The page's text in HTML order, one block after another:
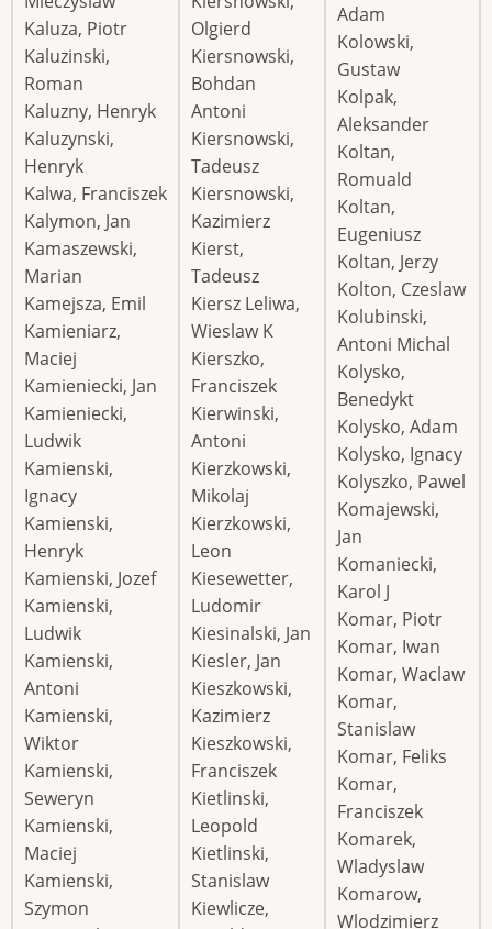
Kaluza, Piotr
Kaluzinski,
Roman
Kaluzny, Henryk
Kaluzynski,
Henryk
Kalwa, Franciszek
Kalymon, Jan
Kamaszewski,
Marian
Kamejsza, Emil
Kamieniarz,
Maciej
Kamieniecki, Jan
Kamieniecki,
Ludwik
Kamienski,
Ignacy
Kamienski,
Henryk
Kamienski, Jozef
Kamienski,
Ludwik
Kamienski,
Antoni
Kamienski,
Wiktor
Kamienski,
Seweryn
Kamienski,
Maciej
Kamienski,
Szymon
Olgierd
Kiersnowski,
Bohdan
Antoni
Kiersnowski,
Tadeusz
Kiersnowski,
Kazimierz
Kierst,
Tadeusz
Kiersz Leliwa,
Wieslaw K
Kierszko,
Franciszek
Kierwinski,
Antoni
Kierzkowski,
Mikolaj
Kierzkowski,
Leon
Kiesewetter,
Ludomir
Kiesinalski, Jan
Kiesler, Jan
Kieszkowski,
Kazimierz
Kieszkowski,
Franciszek
Kietlinski,
Leopold
Kietlinski,
Stanislaw
Kiewlicze,
Adam
Kolowski,
Gustaw
Kolpak,
Aleksander
Koltan,
Romuald
Koltan,
Eugeniusz
Koltan, Jerzy
Kolton, Czeslaw
Kolubinski,
Antoni Michal
Kolysko,
Benedykt
Kolysko, Adam
Kolysko, Ignacy
Kolyszko, Pawel
Komajewski,
Jan
Komaniecki,
Karol J
Komar, Piotr
Komar, Iwan
Komar, Waclaw
Komar,
Stanislaw
Komar, Feliks
Komar,
Franciszek
Komarek,
Wladyslaw
Komarow,
Wlodzimierz